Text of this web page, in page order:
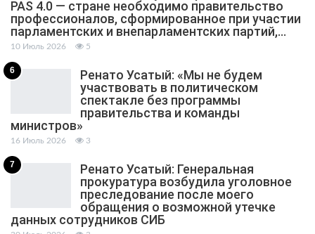
PAS 4.0 — стране необходимо правительство
профессионалов, сформированное при участии
парламентских и внепарламентских партий,…
10 Июль 2026 5
6
Ренато Усатый: «Мы не будем
участвовать в политическом
спектакле без программы
правительства и команды
министров»
16 Июль 2026 3
7
Ренато Усатый: Генеральная
прокуратура возбудила уголовное
преследование после моего
обращения о возможной утечке
данных сотрудников СИБ